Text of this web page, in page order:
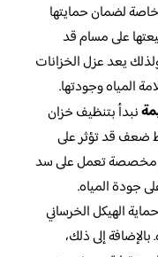
خاصة لضمان حمايتها
على مسام قد
يعد عزل الخزانات
المياه وجودتها.
نبدأ بتنظيف خزان
ضعف قد تؤثر على
مخصصة تعمل على سد
جودة المياه.
الهيكل الخرساني
إلى ذلك،